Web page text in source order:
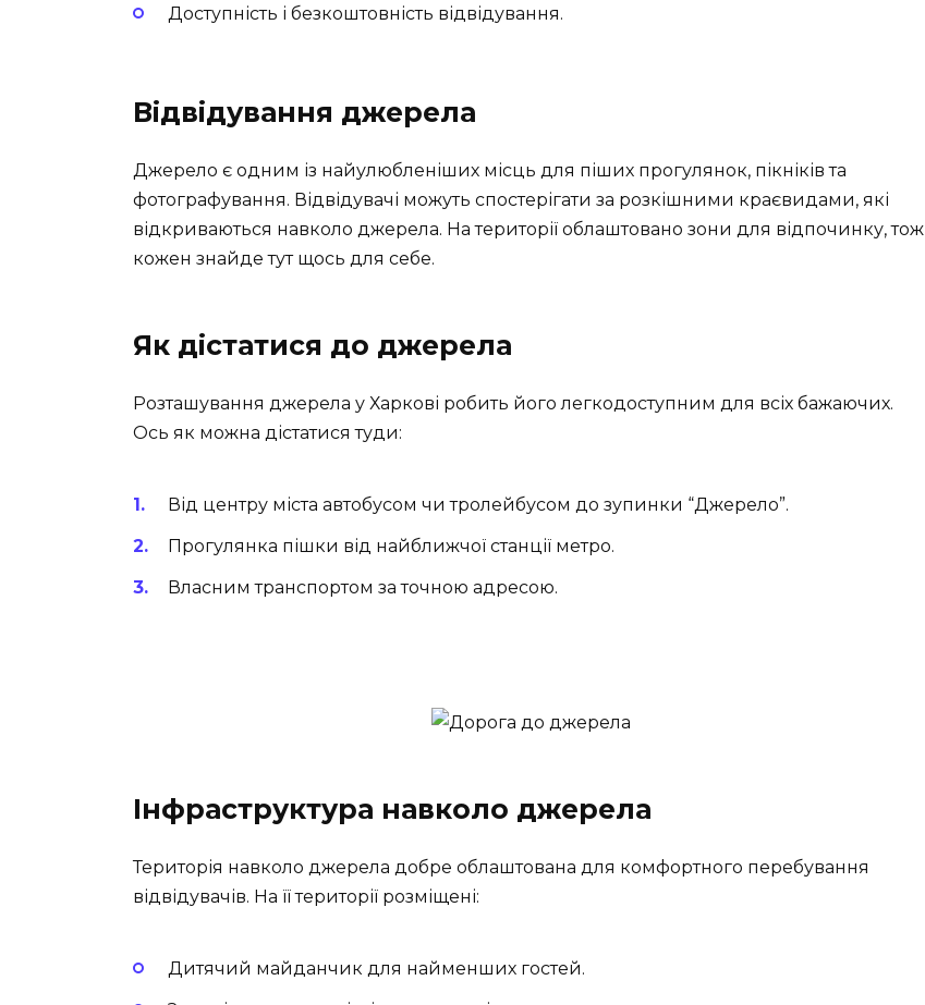
Доступність і безкоштовність відвідування.
Відвідування джерела
Джерело є одним із найулюбленіших місць для піших прогулянок, пікніків та
фотографування. Відвідувачі можуть спостерігати за розкішними краєвидами, які
відкриваються навколо джерела. На території облаштовано зони для відпочинку, тож
кожен знайде тут щось для себе.
Як дістатися до джерела
Розташування джерела у Харкові робить його легкодоступним для всіх бажаючих.
Ось як можна дістатися туди:
Від центру міста автобусом чи тролейбусом до зупинки “Джерело”.
Прогулянка пішки від найближчої станції метро.
Власним транспортом за точною адресою.
Інфраструктура навколо джерела
Територія навколо джерела добре облаштована для комфортного перебування
відвідувачів. На її території розміщені:
Дитячий майданчик для найменших гостей.